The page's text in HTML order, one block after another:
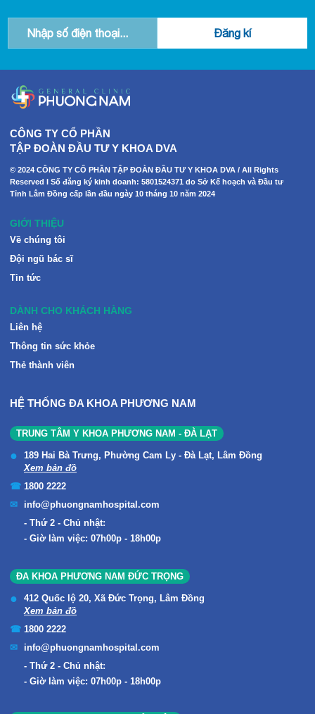
CÔNG TY CỔ PHẦN
TẬP ĐOÀN ĐẦU TƯ Y KHOA DVA
© 2024 CÔNG TY CỔ PHẦN TẬP ĐOÀN ĐẦU TƯ Y KHOA DVA / All Rights
Reserved I Số đăng ký kinh doanh: 5801524371 do Sở Kế hoạch và Đầu tư
Tỉnh Lâm Đồng cấp lần đầu ngày 10 tháng 10 năm 2024
GIỚI THIỆU
Về chúng tôi
Đội ngũ bác sĩ
Tin tức
DÀNH CHO KHÁCH HÀNG
Liên hệ
Thông tin sức khỏe
Thẻ thành viên
HỆ THỐNG ĐA KHOA PHƯƠNG NAM
TRUNG TÂM Y KHOA PHƯƠNG NAM - ĐÀ LẠT
189 Hai Bà Trưng, Phường Cam Ly - Đà Lạt, Lâm Đồng
Xem bản đồ
1800 2222
info@phuongnamhospital.com
Thứ 2 - Chủ nhật:
Giờ làm việc: 07h00p - 18h00p
ĐA KHOA PHƯƠNG NAM ĐỨC TRỌNG
412 Quốc lộ 20, Xã Đức Trọng, Lâm Đồng
Xem bản đồ
1800 2222
info@phuongnamhospital.com
Thứ 2 - Chủ nhật:
Giờ làm việc: 07h00p - 18h00p